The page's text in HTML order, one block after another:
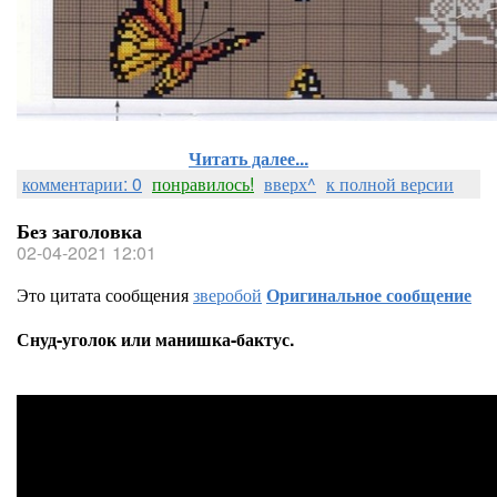
Читать далее...
комментарии: 0 понравилось! вверх^ к полной версии
Без заголовка
02-04-2021 12:01
Это цитата сообщениязверобой Оригинальное сообщение
Снуд-уголок или манишка-бактус.